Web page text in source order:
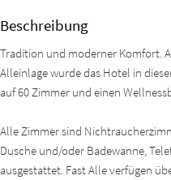
Beschreibung
Tradition und moderner Komfort.
Alleinlage wurde das Hotel in
auf 60 Zimmer und einen
Alle Zimmer sind
Dusche und/oder Badewanne,
ausgestattet. Fast Alle verfügen